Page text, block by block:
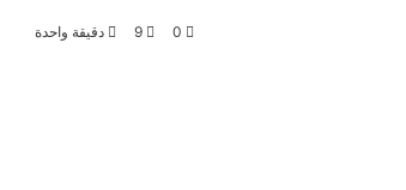
0
9 دقيقة واحدة